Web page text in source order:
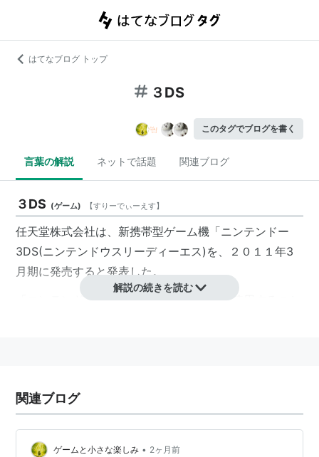
はてなブログ トップ
３DS
このタグでブログを書く
言葉の解説 ネットで話題 関連ブログ
３DS (ゲーム) 【すりーでぃーえす】
任天堂株式会社は、新携帯型ゲーム機「ニンテンドー
3DS(ニンテンドウスリーディーエス)を、２０１１年3
月期に発売すると発表した。
「ニンテンドウ3DSは、３Ｄメガネなどを使用すること
解説の続きを読む
関連ブログ
ゲームと小さな楽しみ • 2ヶ月前